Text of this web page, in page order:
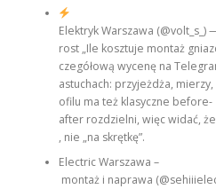
Elektryk Warszawa
rost „Ile kosztuje montaż
czegółową wycenę na
astuchach: przyjeżdża,
ofilu ma też klasyczne before-
after rozdzielni, więc widać,
, nie „na skrętkę”.
Electric Warszawa –
montaż i naprawa